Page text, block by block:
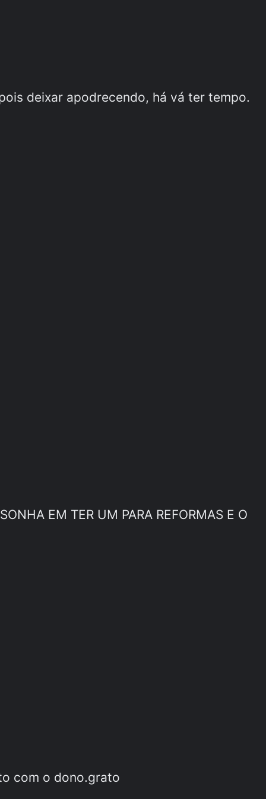
deixar apodrecendo, há vá ter tempo.
EM TER UM PARA REFORMAS E O
com o dono.grato